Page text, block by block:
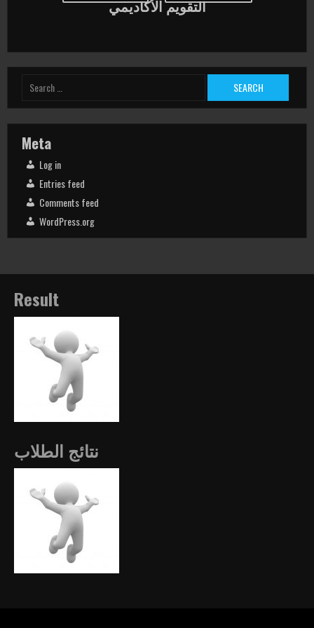
التقويم اﻷكاديمي
for:
Meta
Log in
Entries feed
Comments feed
WordPress.org
Result
نتائج الطلاب